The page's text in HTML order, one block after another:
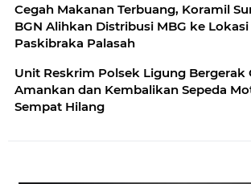
Cegah Makanan Terbuang, Koramil
BGN Alihkan Distribusi MBG ke
Paskibraka Palasah
Unit Reskrim Polsek Ligung Bergerak
Amankan dan Kembalikan Sepeda
Sempat Hilang